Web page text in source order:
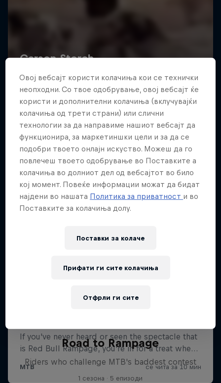
Road to Rampage
Riders who challenge MTB's baddest contest
1 сезона · 5 епизоди
Овој вебсајт користи колачиња кои се технички
неопходни. Со твое одобрување, овој вебсајт ќе
користи и дополнителни колачиња (вклучувајќи
колачиња од трети страни) или слични
технологии за да направиме нашиот вебсајт да
функционира, за маркетиншки цели и за да се
подобри твоето онлајн искуство. Можеш да го
повлечеш твоето одобрување во Поставките а
колачиња во долниот дел од вебсајтот во било
кој момент. Повеќе информации можат да бидат
најдени во нашата Политика за приватност и во
Поставките за колачиња долу.
Поставки за колачe
Отфрли ги сите
Прифати ги сите колачиња